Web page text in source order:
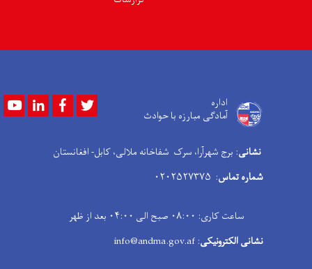
اداره
آمادگی مبارزه با حوادث
YoutubeLinkedInFacebook
نشانی: برج شهرآرا، سرک شفاخانه ملالی، کابل- افغانستان
شماره تماس: ۰۲۰۲۵۲۷۳۷۵
ساعت کاری: ۰۸:۰۰ صبح الی ۰۴:۰۰ بعد از ظهر
نشانی الکترونیکی: info@andma.gov.af